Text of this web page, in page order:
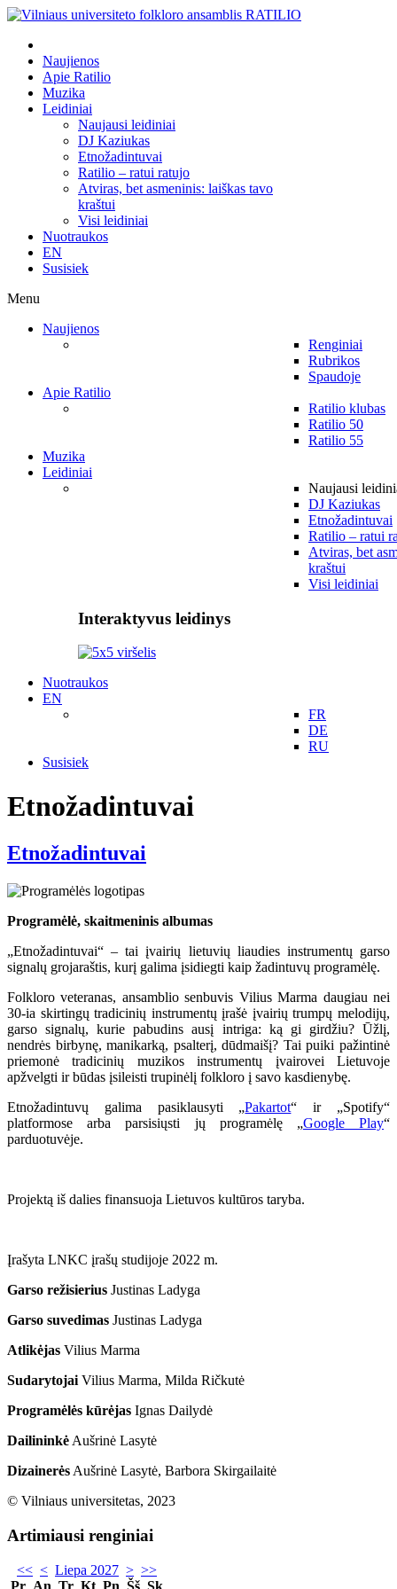
Naujienos
Apie Ratilio
Muzika
Leidiniai
Naujausi leidiniai
DJ Kaziukas
Etnožadintuvai
Ratilio – ratui ratujo
Atviras, bet asmeninis: laiškas tavo
kraštui
Visi leidiniai
Nuotraukos
EN
Susisiek
Menu
Naujienos
Renginiai
Rubrikos
Spaudoje
Apie Ratilio
Ratilio klubas
Ratilio 50
Ratilio 55
Muzika
Leidiniai
Naujausi
DJ Kaziukas
Etnožadintuvai
Ratilio – ratui
Atviras, bet
kraštui
Visi leidiniai
Interaktyvus leidinys
Nuotraukos
EN
FR
DE
RU
Susisiek
Etnožadintuvai
Etnožadintuvai
Programėlė, skaitmeninis albumas
„Etnožadintuvai“ – tai įvairių lietuvių liaudies instrumentų garso
signalų grojaraštis, kurį galima įsidiegti kaip žadintuvų programėlę.
Folkloro veteranas, ansamblio senbuvis Vilius Marma daugiau nei
30-ia skirtingų tradicinių instrumentų įrašė įvairių trumpų melodijų,
garso signalų, kurie pabudins ausį intriga: ką gi girdžiu? Ūžlį,
nendrės birbynę, manikarką, psalterį, dūdmaišį? Tai puiki pažintinė
priemonė tradicinių muzikos instrumentų įvairovei Lietuvoje
apžvelgti ir būdas įsileisti trupinėlį folkloro į savo kasdienybę.
Etnožadintuvų galima pasiklausyti „Pakartot“ ir „Spotify“
platformose arba parsisiųsti jų programėlę „Google Play“
parduotuvėje.
Projektą iš dalies finansuoja Lietuvos kultūros taryba.
Įrašyta LNKC įrašų studijoje 2022 m.
Garso režisierius Justinas Ladyga
Garso suvedimas Justinas Ladyga
Atlikėjas Vilius Marma
Sudarytojai Vilius Marma, Milda Ričkutė
Programėlės kūrėjas Ignas Dailydė
Dailininkė Aušrinė Lasytė
Dizainerės Aušrinė Lasytė, Barbora Skirgailaitė
© Vilniaus universitetas, 2023
Artimiausi renginiai
<< < Liepa 2027 > >>
Pr An Tr Kt Pn Šš Sk